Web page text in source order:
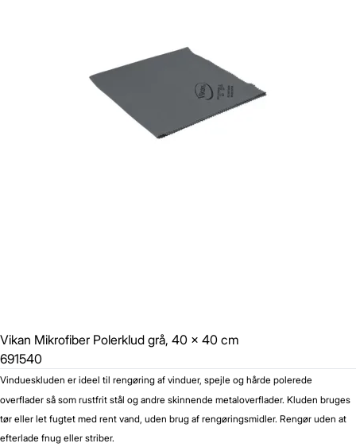
Vikan Mikrofiber Polerklud grå, 40 x 40 cm
691540
Vindueskluden er ideel til rengøring af vinduer, spejle og hårde polerede
overflader så som rustfrit stål og andre skinnende metaloverflader. Kluden bruges
tør eller let fugtet med rent vand, uden brug af rengøringsmidler. Rengør uden at
efterlade fnug eller striber.